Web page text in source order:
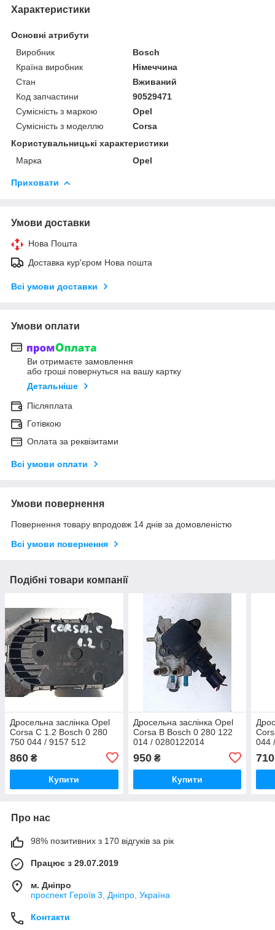
Характеристики
Основні атрибути
Виробник
Bosch
Країна виробник
Німеччина
Стан
Вживаний
Код запчастини
90529471
Сумісність з маркою
Opel
Сумісність з моделлю
Corsa
Користувальницькі характеристики
Марка
Opel
Приховати
Умови доставки
Нова Пошта
Доставка кур'єром Нова пошта
Всі умови доставки
Умови оплати
Ви отримаєте замовлення
або гроші повернуться на вашу картку
Детальніше
Післяплата
Готівкою
Оплата за реквізитами
Всі умови оплати
Умови повернення
Повернення товару впродовж 14 днів за домовленістю
Всі умови повернення
Подібні товари компанії
Дросельна заслінка Opel
Corsa C 1.2 Bosch 0 280
750 044 / 9157 512
860 ₴
Купити
Дросельна заслінка Opel
Corsa B Bosch 0 280 122
014 / 0280122014
950₴
Купити
044
710
Про нас
98% позитивних з 170 відгуків за рік
Працює з 29.07.2019
м. Дніпро
проспект Героїв 3, Дніпро, Україна
Контакти